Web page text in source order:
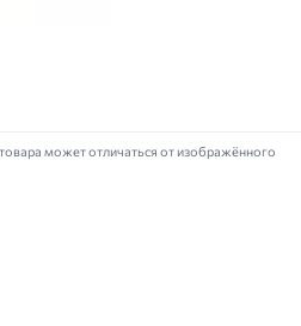
может отличаться от изображённого